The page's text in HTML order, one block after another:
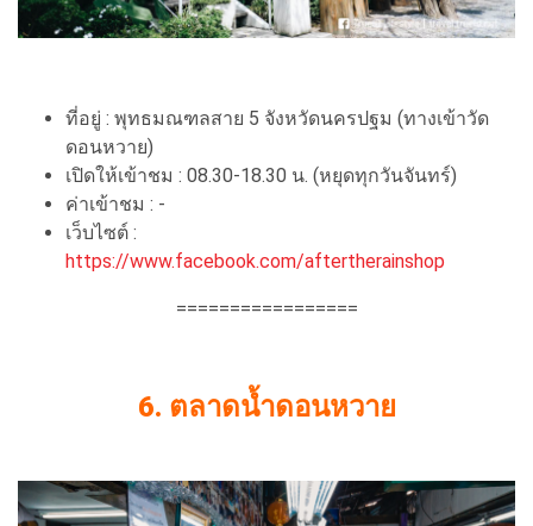
ที่อยู่ : พุทธมณฑลสาย 5 จังหวัดนครปฐม (ทางเข้าวัด
ดอนหวาย)
เปิดให้เข้าชม : 08.30-18.30 น. (หยุดทุกวันจันทร์)
ค่าเข้าชม : -
เว็บไซต์ :
https://www.facebook.com/aftertherainshop
=================
6. ตลาดน้ำดอนหวาย